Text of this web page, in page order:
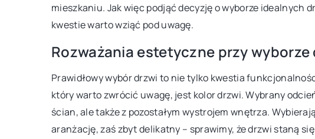
mieszkaniu. Jak więc podjąć decyzję o wyborze idealnych
kwestie warto wziąć pod uwagę.
Rozważania estetyczne przy wyborze
Prawidłowy wybór drzwi to nie tylko kwestia
który warto zwrócić uwagę, jest kolor drzwi. Wybrany
ścian, ale także z pozostałym wystrojem wnętrza.
aranżację, zaś zbyt delikatny – sprawimy, że drzwi staną
dobrać nawozy do
roślin ogrodowych?
na temat dobierania
do roślin ogrodowych? W naszym
praktyczne wskazówki i
10 marca 2024
łazienki na przykładzie outletu
Odkryj, jak skutecznie urządzić
korzystając z oferty outletu
Praktyczne wskazówki i inspiracje
każdej przestrzeni.